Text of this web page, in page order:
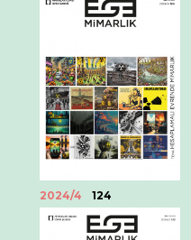
2024/4 124